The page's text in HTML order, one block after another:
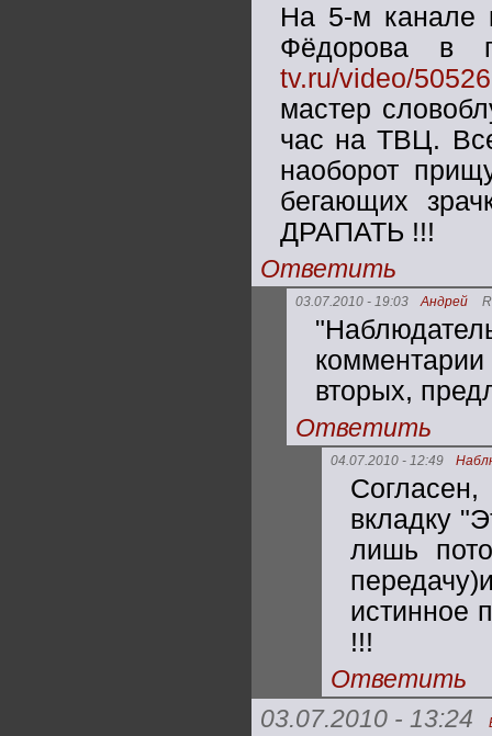
На 5-м канале
Фёдорова в
tv.ru/video/
мастер
час на ТВЦ.
наоборот
бегающих
ДРАПАТЬ !!!
Ответить
03.07.2010 - 19:03 Андрей
вторых,
Ответить
04.07.2010 - 12:49
вкладку
лишь
истинное
!!!
Ответить
03.07.2010 - 13:24